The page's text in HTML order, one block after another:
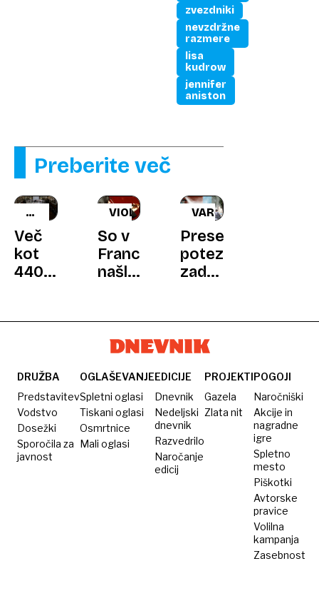
zvezdniki
nevzdržne
razmere
lisa
kudrow
jennifer
aniston
Preberite več
PADEL
REKORD
Več
kot
440
spektakla:
na
svetu
za
kralja
VIOLINA
So v
Franciji
našli
ki so
jo na
ukradli
nacisti?
VARČEVANJE
Presenetljiva
poteza
zadržanih
naj v
službo
kratke
hlače
DRUŽBA
Predstavitev
Vodstvo
Dosežki
Sporočila za
javnost
OGLAŠEVANJE
Spletni oglasi
Tiskani oglasi
Osmrtnice
Mali oglasi
EDICIJE
Dnevnik
Nedeljski
dnevnik
Razvedrilo
Naročanje
edicij
PROJEKTI
Gazela
Zlata nit
POGOJI
Naročniški
Akcije in
nagradne
igre
Spletno
mesto
Piškotki
Avtorske
pravice
Volilna
kampanja
Zasebnost